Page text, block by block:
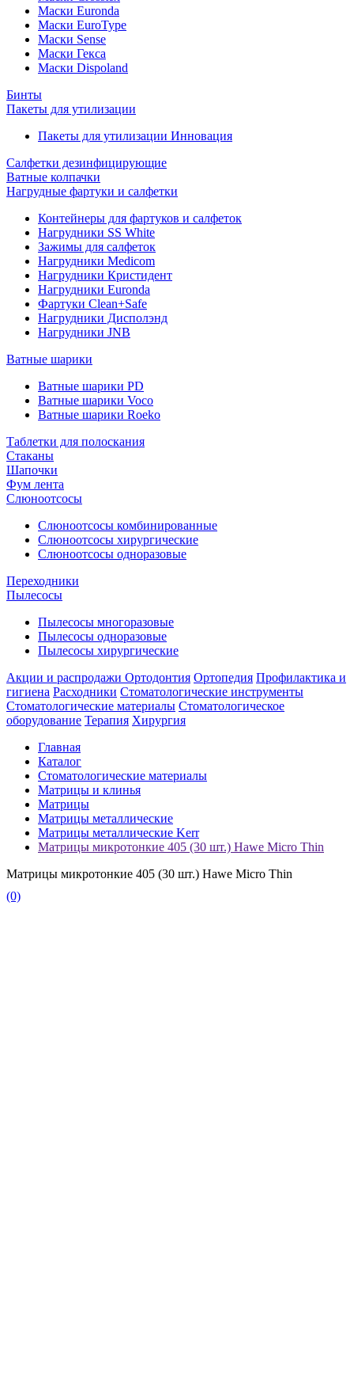
Маски Euronda
Маски EuroType
Маски Sense
Маски Гекса
Маски Dispoland
Бинты
Пакеты для утилизации
Пакеты для утилизации Инновация
Салфетки дезинфицирующие
Ватные колпачки
Нагрудные фартуки и салфетки
Контейнеры для фартуков и салфеток
Нагрудники SS White
Зажимы для салфеток
Нагрудники Medicom
Нагрудники Кристидент
Нагрудники Euronda
Фартуки Clean+Safe
Нагрудники Дисполэнд
Нагрудники JNB
Ватные шарики
Ватные шарики PD
Ватные шарики Voco
Ватные шарики Roeko
Таблетки для полоскания
Стаканы
Шапочки
Фум лента
Слюноотсосы
Слюноотсосы комбинированные
Слюноотсосы хирургические
Слюноотсосы одноразовые
Переходники
Пылесосы
Пылесосы многоразовые
Пылесосы одноразовые
Пылесосы хирургические
Акции и распродажи Ортодонтия Ортопедия Профилактика и
гигиена Расходники Стоматологические инструменты
Стоматологические материалы Стоматологическое
оборудование Терапия Хирургия
Главная
Каталог
Стоматологические материалы
Матрицы и клинья
Матрицы
Матрицы металлические
Матрицы металлические Kerr
Матрицы микротонкие 405 (30 шт.) Hawe Micro Thin
Матрицы микротонкие 405 (30 шт.) Hawe Micro Thin
(0)